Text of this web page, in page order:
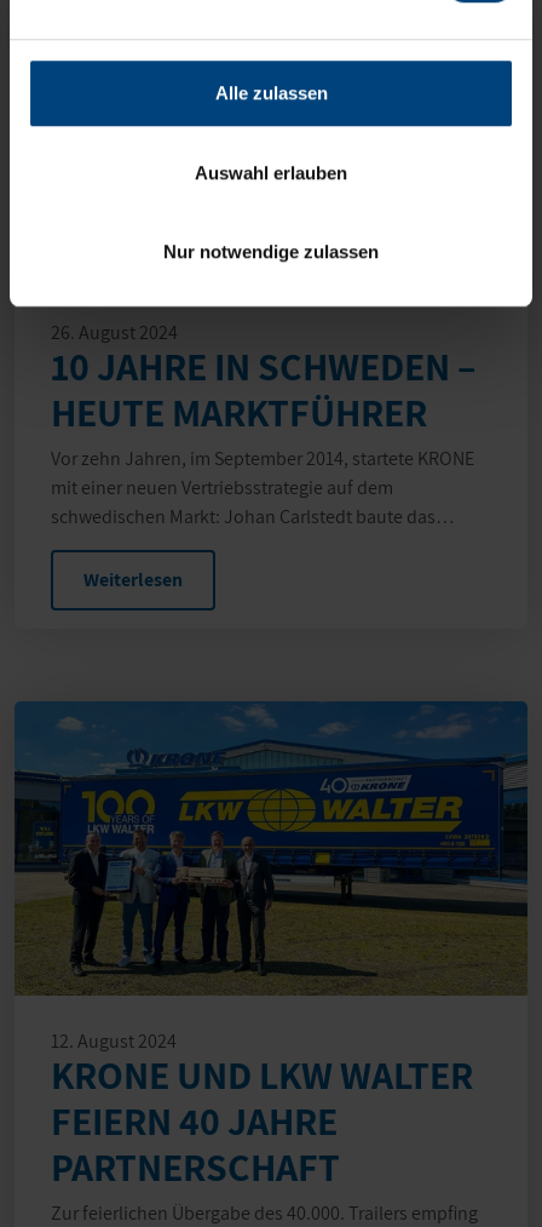
Alle zulassen
Auswahl erlauben
Nur notwendige zulassen
26. August 2024
10 JAHRE IN SCHWEDEN –
HEUTE MARKTFÜHRER
Vor zehn Jahren, im September 2014, startete KRONE
mit einer neuen Vertriebsstrategie auf dem
schwedischen Markt: Johan Carlstedt baute das…
Weiterlesen
12. August 2024
KRONE UND LKW WALTER
FEIERN 40 JAHRE
PARTNERSCHAFT
Zur feierlichen Übergabe des 40.000. Trailers empfing